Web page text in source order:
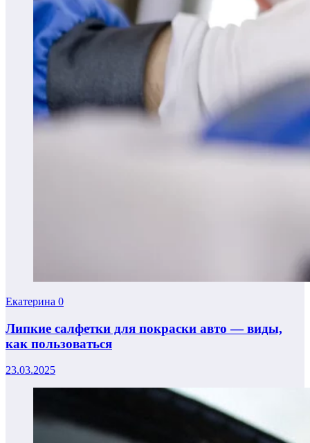
Екатерина 0
Липкие салфетки для покраски авто — виды,
как пользоваться
23.03.2025